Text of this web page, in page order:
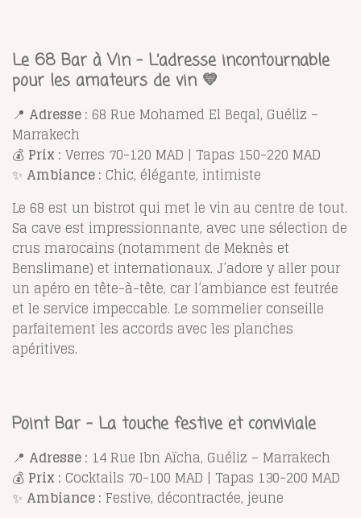
Le 68 Bar à Vin – L’adresse incontournable
pour les amateurs de vin 💛
📍 Adresse : 68 Rue Mohamed El Beqal, Guéliz –
Marrakech
💰 Prix : Verres 70-120 MAD | Tapas 150-220 MAD
✨ Ambiance : Chic, élégante, intimiste
Le 68 est un bistrot qui met le vin au centre de tout.
Sa cave est impressionnante, avec une sélection de
crus marocains (notamment de Meknès et
Benslimane) et internationaux. J’adore y aller pour
un apéro en tête-à-tête, car l’ambiance est feutrée
et le service impeccable. Le sommelier conseille
parfaitement les accords avec les planches
apéritives.
Point Bar – La touche festive et conviviale
📍 Adresse : 14 Rue Ibn Aïcha, Guéliz – Marrakech
💰 Prix : Cocktails 70-100 MAD | Tapas 130-200 MAD
✨ Ambiance : Festive, décontractée, jeune